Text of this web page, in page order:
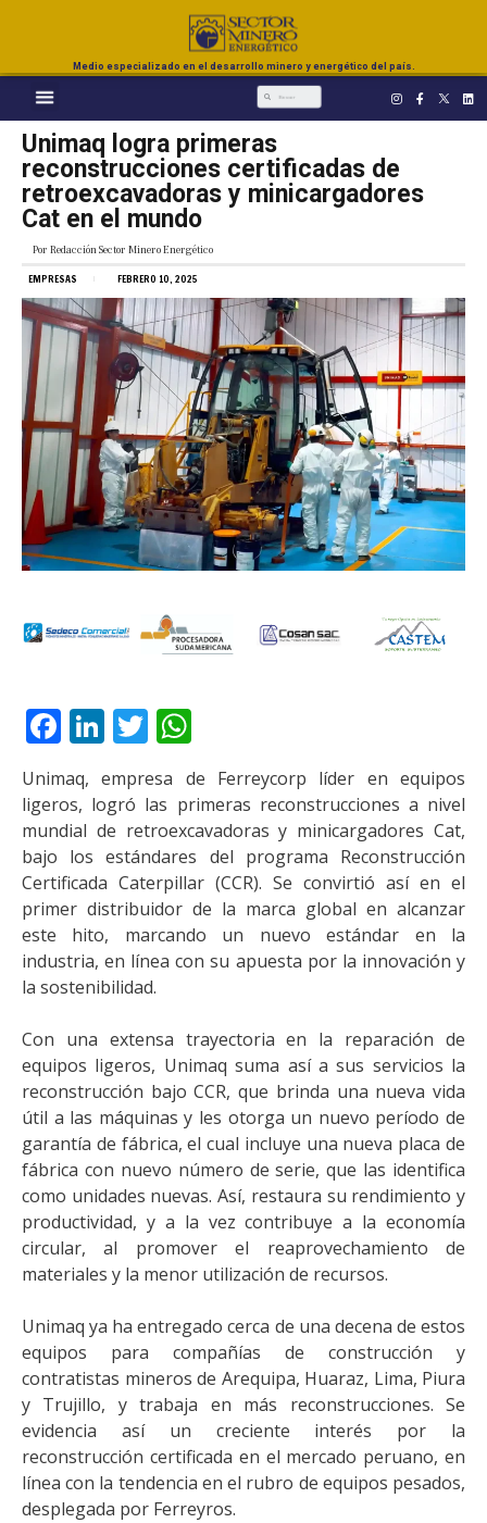
Medio especializado en el desarrollo minero y energético del país.
Unimaq logra primeras
reconstrucciones certificadas de
retroexcavadoras y minicargadores
Cat en el mundo
Por Redacción Sector Minero Energético
EMPRESAS FEBRERO 10, 2025
Facebook
LinkedIn
Twitter
Unimaq, empresa de Ferreycorp líder en equipos
ligeros, logró las primeras reconstrucciones a nivel
mundial de retroexcavadoras y minicargadores Cat,
bajo los estándares del programa Reconstrucción
Certificada Caterpillar (CCR). Se convirtió así en el
primer distribuidor de la marca global en alcanzar
este hito, marcando un nuevo estándar en la
industria, en línea con su apuesta por la innovación y
la sostenibilidad.
Con una extensa trayectoria en la reparación de
equipos ligeros, Unimaq suma así a sus servicios la
reconstrucción bajo CCR, que brinda una nueva vida
útil a las máquinas y les otorga un nuevo período de
garantía de fábrica, el cual incluye una nueva placa de
fábrica con nuevo número de serie, que las identifica
como unidades nuevas. Así, restaura su rendimiento y
productividad, y a la vez contribuye a la economía
circular, al promover el reaprovechamiento de
materiales y la menor utilización de recursos.
Unimaq ya ha entregado cerca de una decena de estos
equipos para compañías de construcción y
contratistas mineros de Arequipa, Huaraz, Lima, Piura
y Trujillo, y trabaja en más reconstrucciones. Se
evidencia así un creciente interés por la
reconstrucción certificada en el mercado peruano, en
línea con la tendencia en el rubro de equipos pesados,
desplegada por Ferreyros.